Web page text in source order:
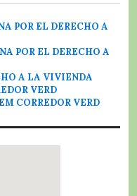
POR EL DERECHO A
POR EL DERECHO A
A LA VIVIENDA
VERD
CORREDOR VERD